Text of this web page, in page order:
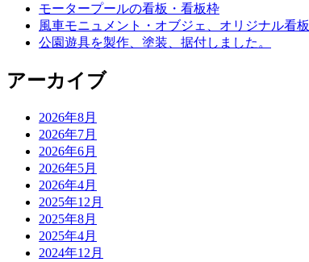
モータープールの看板・看板枠
風車モニュメント・オブジェ、オリジナル看板
公園遊具を製作、塗装、据付しました。
アーカイブ
2026年8月
2026年7月
2026年6月
2026年5月
2026年4月
2025年12月
2025年8月
2025年4月
2024年12月